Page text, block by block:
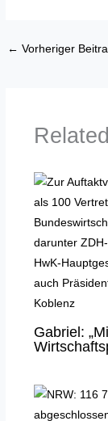
← Vorheriger
Gabriel: